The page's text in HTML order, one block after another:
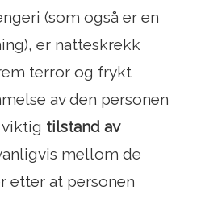
(som også er en
er natteskrekk
terror og frykt
av den personen
tilstand av
mellom de
etter at personen